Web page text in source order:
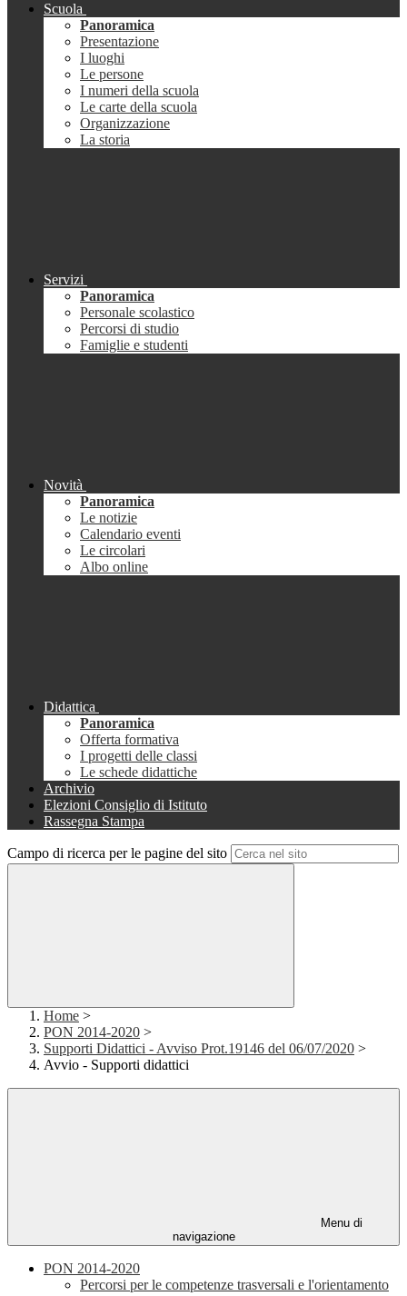
Scuola
Panoramica
Presentazione
I luoghi
Le persone
I numeri della scuola
Le carte della scuola
Organizzazione
La storia
Servizi
Panoramica
Personale scolastico
Percorsi di studio
Famiglie e studenti
Novità
Panoramica
Le notizie
Calendario eventi
Le circolari
Albo online
Didattica
Panoramica
Offerta formativa
I progetti delle classi
Le schede didattiche
Archivio
Elezioni Consiglio di Istituto
Rassegna Stampa
Campo di ricerca per le pagine del sito
Home >
PON 2014-2020 >
Supporti Didattici - Avviso Prot.19146 del 06/07/2020 >
Avvio - Supporti didattici
Menu di
navigazione
PON 2014-2020
Percorsi per le competenze trasversali e l'orientamento